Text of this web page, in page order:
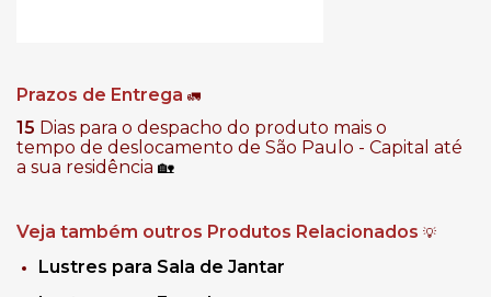
Prazos de Entrega 🚛
15 Dias para o despacho do produto mais o
tempo de deslocamento de São Paulo - Capital até
a sua residência 🏡
Veja também outros Produtos Relacionados 💡
Lustres para Sala de Jantar